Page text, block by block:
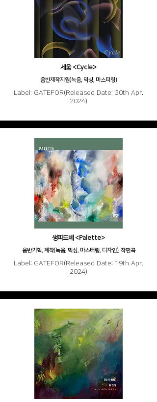
세움 <Cycle>
음반제작지원(녹음, 믹싱, 마스터링)
Label: GATEFOR(Released Date: 30th Apr.
2024)
생피드베 <Palette>
음반기획, 제작(녹음, 믹싱, 마스터링, 디자인), 작편곡
Label: GATEFOR(Released Date: 19th Apr.
2024)